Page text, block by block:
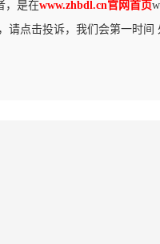
，是在www.zhbdl.cn官网首页
请点击投诉，我们会第一时间